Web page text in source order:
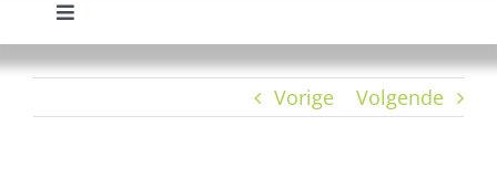
Toggle
Navigation
Home
Vorige Volgende